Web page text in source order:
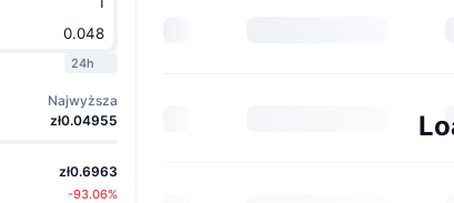
24h
Najwyższa
zł0.04955
zł0.6963
-93.06%